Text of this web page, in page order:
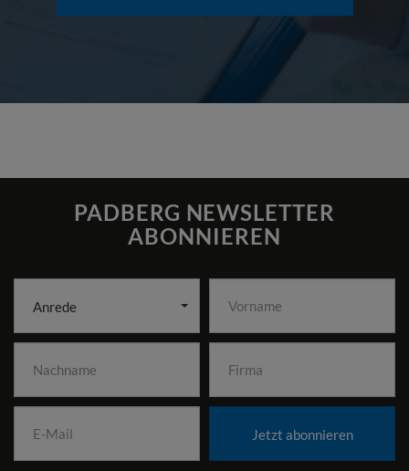
PADBERG NEWSLETTER
ABONNIEREN
Anrede
Jetzt abonnieren